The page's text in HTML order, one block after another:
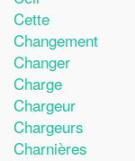
Cette
Changement
Changer
Charge
Chargeur
Chargeurs
Charnières